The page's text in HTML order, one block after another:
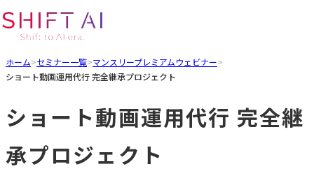
ホーム>セミナー一覧>マンスリープレミアムウェビナー>
ショート動画運用代行 完全継承プロジェクト
ショート動画運用代行 完全継
承プロジェクト